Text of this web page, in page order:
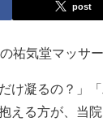
post
祐気堂マッサ
け凝るの？」
える方が、当